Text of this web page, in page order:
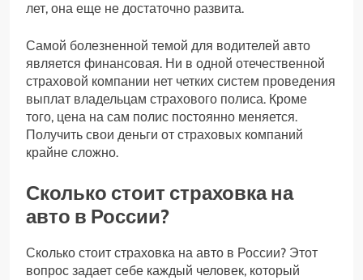
лет, она еще не достаточно развита.
Самой болезненной темой для водителей авто
является финансовая. Ни в одной отечественной
страховой компании нет четких систем проведения
выплат владельцам страхового полиса. Кроме
того, цена на сам полис постоянно меняется.
Получить свои деньги от страховых компаний
крайне сложно.
Сколько стоит страховка на
авто в России?
Сколько стоит страховка на авто в России? Этот
вопрос задает себе каждый человек, который